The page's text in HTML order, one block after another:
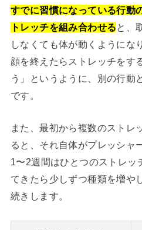
すでに習慣になっている行動
トレッチを組み合わせると、
しなくても体が動くようにな
顔を終えたらストレッチをす
う」というように、別の行動
です。
また、最初から複数のストレ
ると、それ自体がプレッシャ
1〜2週間はひとつのストレッ
てきたら少しずつ種類を増や
続きします。